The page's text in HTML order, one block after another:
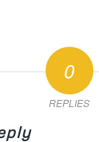
0
REPLIES